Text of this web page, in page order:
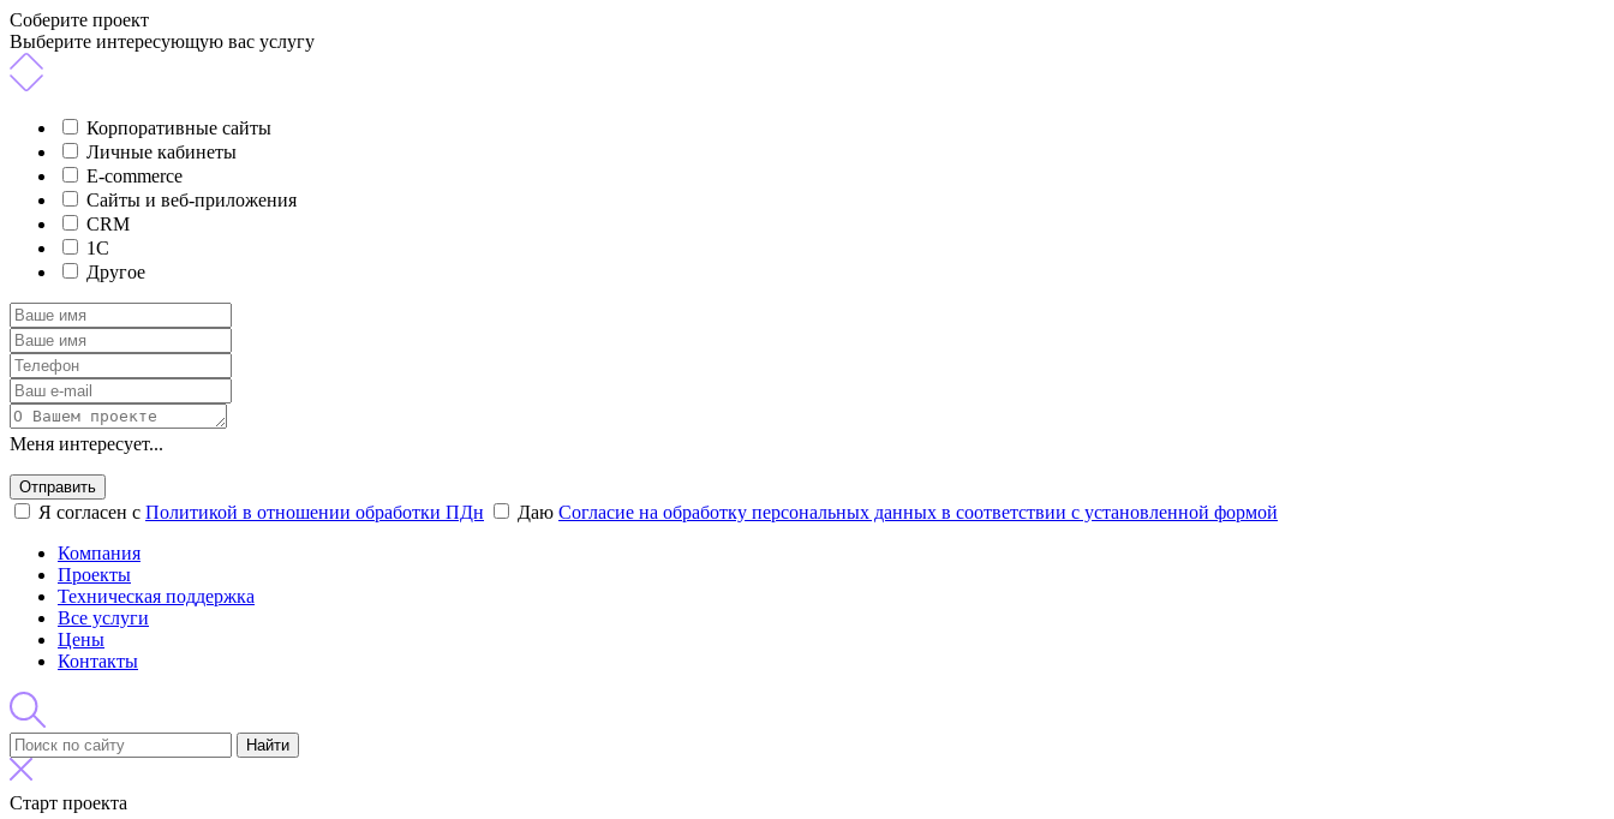
Соберите проект
Выберите интересующую вас услугу
Корпоративные сайты
Личные кабинеты
E-commerce
Сайты и веб-приложения
CRM
1C
Другое
Меня интересует...
Отправить
Я согласен с Политикой в отношении обработки ПДн Даю Согласие на обработку персональных данных в соответствии с установленной формой
Компания
Проекты
Техническая поддержка
Все услуги
Цены
Контакты
Найти
Старт проекта